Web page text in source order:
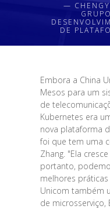
—
DE
Embora a China
Mesos para um
de
Kubernetes era
nova plataforma
foi que tem uma
Zhang. "Ela
portanto,
melhores
Unicom também
de microsserviço,